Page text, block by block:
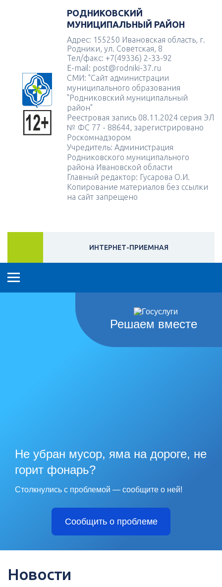
РОДНИКОВСКИЙ
МУНИЦИПАЛЬНЫЙ РАЙОН
Адрес: 155250 Ивановская область, г.
Родники, ул. Советская, 8
Тел/факс: +7(49336) 2-33-92
E-mail: post@rodniki-37.ru
СМИ: "Сайт администрации
муниципального образования
"Родниковский муниципальный
район"
Реестровая запись 08.11.2024 серия ЭЛ
№ ФС 77 - 88644, зарегистрировано
Роскомнадзором
Учредитель: Администрация
Родниковского муниципального
района Ивановской области
Главный редактор: Гусарова О.И.
Копирование материалов без ссылки
на сайт запрещено
ИНТЕРНЕТ-ПРИЕМНАЯ
Решаем вместе
Не убран мусор, яма на дороге, не
горит фонарь?
Столкнулись с проблемой — сообщите о ней!
Сообщить о проблеме
Новости